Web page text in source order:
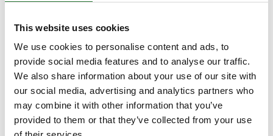
This website uses cookies
We use cookies to personalise content and ads, to
provide social media features and to analyse our traffic.
We also share information about your use of our site with
our social media, advertising and analytics partners who
may combine it with other information that you’ve
provided to them or that they’ve collected from your use
AgriManure
Agri AirClean